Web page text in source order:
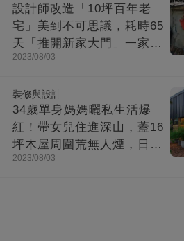
設計師改造「10坪百年老
宅」美到不可思議，耗時65
天「推開新家大門」一家8
口哭了
2023/08/03
裝修與設計
34歲單身媽媽曬私生活爆
紅！帶女兒住進深山，蓋16
坪木屋周圍荒無人煙，日子
快活似神仙
2023/08/03